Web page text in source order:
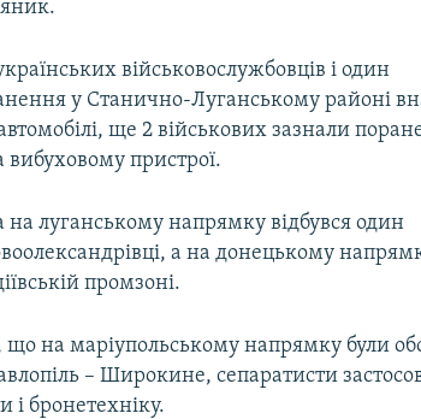
військовослужбовців і один
у Станично-Луганському районі
ще 2 військових зазнали
вибуховому пристрої.
луганському напрямку відбувся один
а на донецькому
промзоні.
на маріупольському напрямку були
– Широкине, сепаратисти
і бронетехніку.